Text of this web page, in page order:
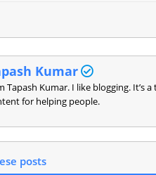
Kumar
Tapash Kumar. I like blogging. It’s
for helping people.
posts